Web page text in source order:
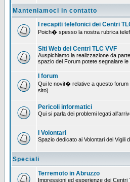
Manteniamoci in contatto
I recapiti telefonici dei Centri
Poich� spesso la nostra rubrica
Siti Web dei Centri TLC VVF
Auspichiamo la realizzazione da
spazio del Forum potete segnalare
I forum
Qui le novit� relative a questo forum
sito)
Pericoli informatici
Qui si parla dei problemi legati
I Volontari
Spazio dedicato ai Volontari dei Vigili
Speciali
Terremoto in Abruzzo
Impressioni ed esperienze dei